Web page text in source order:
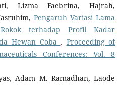
Lizma Faebrina, Hajrah,
Pengaruh Variasi Lama
terhadap Profil Kadar
Hewan Coba, Proceeding of
Conferences: Vol. 8
Adam M. Ramadhan, Laode